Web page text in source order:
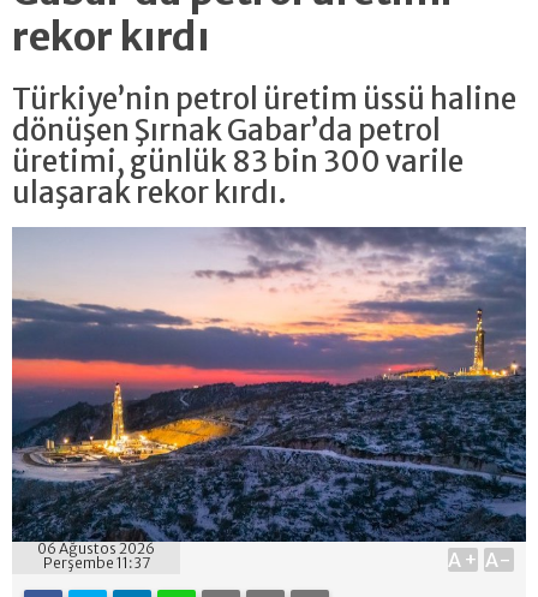
rekor kırdı
Türkiye’nin petrol üretim üssü haline
dönüşen Şırnak Gabar’da petrol
üretimi, günlük 83 bin 300 varile
ulaşarak rekor kırdı.
06 Ağustos 2026
Perşembe 11:37
A+ A-